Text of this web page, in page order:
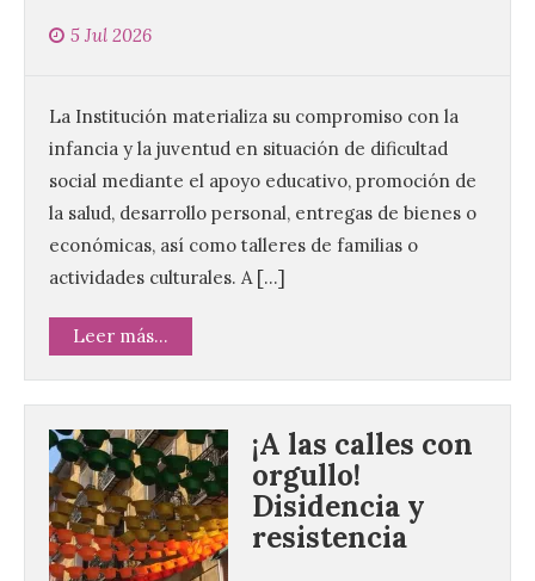
5 Jul 2026
La Institución materializa su compromiso con la
infancia y la juventud en situación de dificultad
social mediante el apoyo educativo, promoción de
la salud, desarrollo personal, entregas de bienes o
económicas, así como talleres de familias o
actividades culturales. A […]
Leer más...
¡A las calles con
orgullo!
Disidencia y
resistencia
Vuelve la tradicional Feria
de Dulces del Convento a
Gradefes